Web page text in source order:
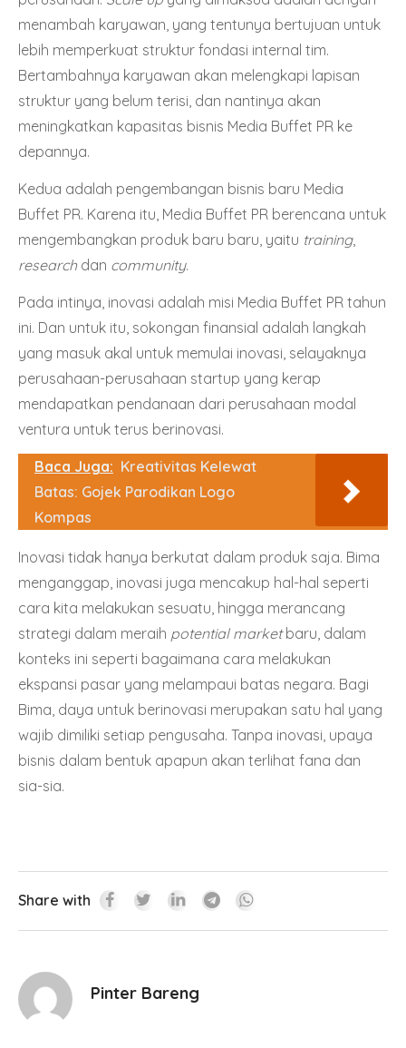
menambah karyawan, yang tentunya bertujuan untuk
lebih memperkuat struktur fondasi internal tim.
Bertambahnya karyawan akan melengkapi lapisan
struktur yang belum terisi, dan nantinya akan
meningkatkan kapasitas bisnis Media Buffet PR ke
depannya.
Kedua adalah pengembangan bisnis baru Media
Buffet PR. Karena itu, Media Buffet PR berencana untuk
mengembangkan produk baru baru, yaitu training,
research dan community.
Pada intinya, inovasi adalah misi Media Buffet PR tahun
ini. Dan untuk itu, sokongan finansial adalah langkah
yang masuk akal untuk memulai inovasi, selayaknya
perusahaan-perusahaan startup yang kerap
mendapatkan pendanaan dari perusahaan modal
ventura untuk terus berinovasi.
Baca Juga: Kreativitas Kelewat
Batas: Gojek Parodikan Logo
Kompas
Inovasi tidak hanya berkutat dalam produk saja. Bima
menganggap, inovasi juga mencakup hal-hal seperti
cara kita melakukan sesuatu, hingga merancang
strategi dalam meraih potential marketbaru, dalam
konteks ini seperti bagaimana cara melakukan
ekspansi pasar yang melampaui batas negara. Bagi
Bima, daya untuk berinovasi merupakan satu hal yang
wajib dimiliki setiap pengusaha. Tanpa inovasi, upaya
bisnis dalam bentuk apapun akan terlihat fana dan
sia-sia.
Share with
Pinter Bareng